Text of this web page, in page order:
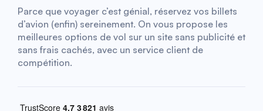
Parce que voyager c’est génial, réservez vos billets
d’avion (enfin) sereinement. On vous propose les
meilleures options de vol sur un site sans publicité et
sans frais cachés, avec un service client de
compétition.